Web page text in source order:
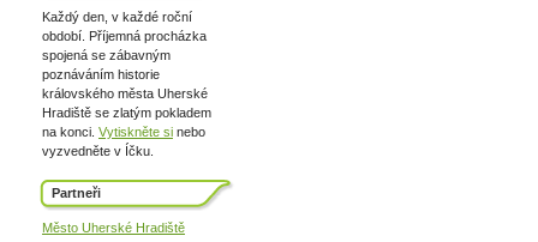
Každý den, v každé roční
období. Příjemná procházka
spojená se zábavným
poznáváním historie
královského města Uherské
Hradiště se zlatým pokladem
na konci. Vytiskněte si nebo
vyzvedněte v Íčku.
Partneři
Město Uherské Hradiště